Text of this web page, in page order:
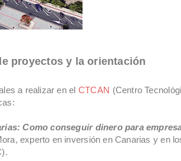
proyectos y la orientación
a realizar en el CTCAN (Centro
Como conseguir dinero para
experto en inversión en Canarias y en